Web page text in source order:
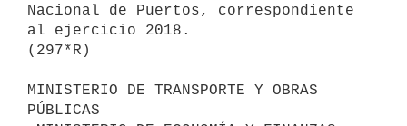
Nacional de Puertos, correspondiente
al ejercicio 2018.
(297*R)
MINISTERIO DE TRANSPORTE Y OBRAS
PÚBLICAS